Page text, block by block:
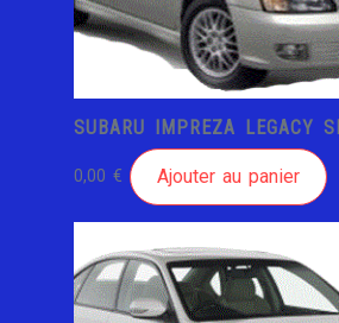
SUBARU IMPREZA LEGACY
0,00€ Ajouter au panier